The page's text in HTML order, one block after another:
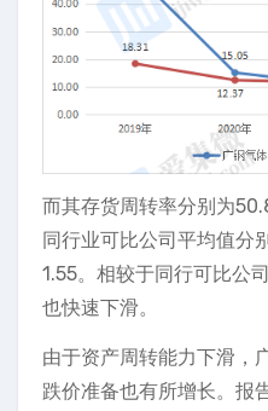
而其存货周转率分别为
同行业可比公司平均值分
1.55。相较于同行可比公
也快速下滑。
由于资产周转能力下滑，
跌价准备也有所增长。报